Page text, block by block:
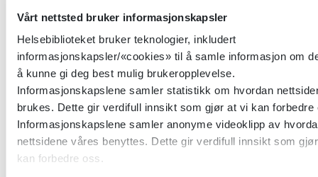
Vårt nettsted bruker informasjonskapsler
Helsebiblioteket bruker teknologier, inkludert
informasjonskapsler/«cookies» til å samle informasjon om
å kunne gi deg best mulig brukeropplevelse.
Informasjonskapslene samler statistikk om hvordan
brukes. Dette gir verdifull innsikt som gjør at vi kan forbedre
Informasjonskapslene samler anonyme videoklipp av
nettsidene våres benyttes. Dette gir verdifull innsikt som
kan forbedre oss.
Første trinn er å kartlegge grad av
personlighetsfungering, som er definert
som kjernen i personlighetspatologi.
Alvorlighetsgrad graderes på en
dimensjonal skala fra 0 til 4, der 2 er
terskel for tilstedeværelse av
personlighetsforstyrrelse.